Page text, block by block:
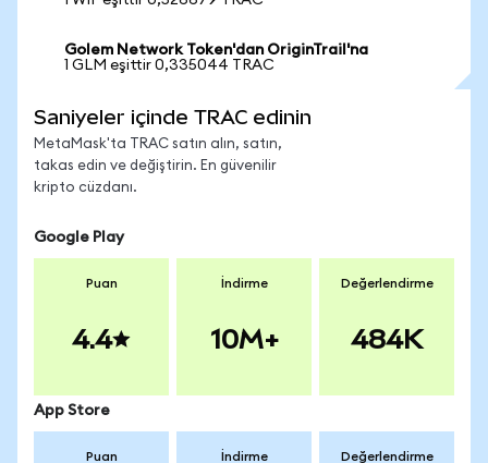
Golem Network Token'dan OriginTrail'na
1 GLM eşittir 0,335044 TRAC
Saniyeler içinde TRAC edinin
MetaMask'ta TRAC satın alın, satın,
takas edin ve değiştirin. En güvenilir
kripto cüzdanı.
Google Play
Puan
4.4
İndirme
10M+
Değerlendirme
484K
App Store
Puan İndirme Değerlendirme